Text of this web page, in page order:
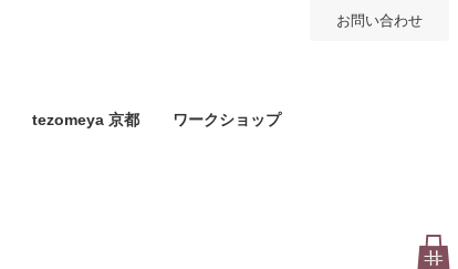
tezomeya 京都 ワークショップ
お問い合わせ